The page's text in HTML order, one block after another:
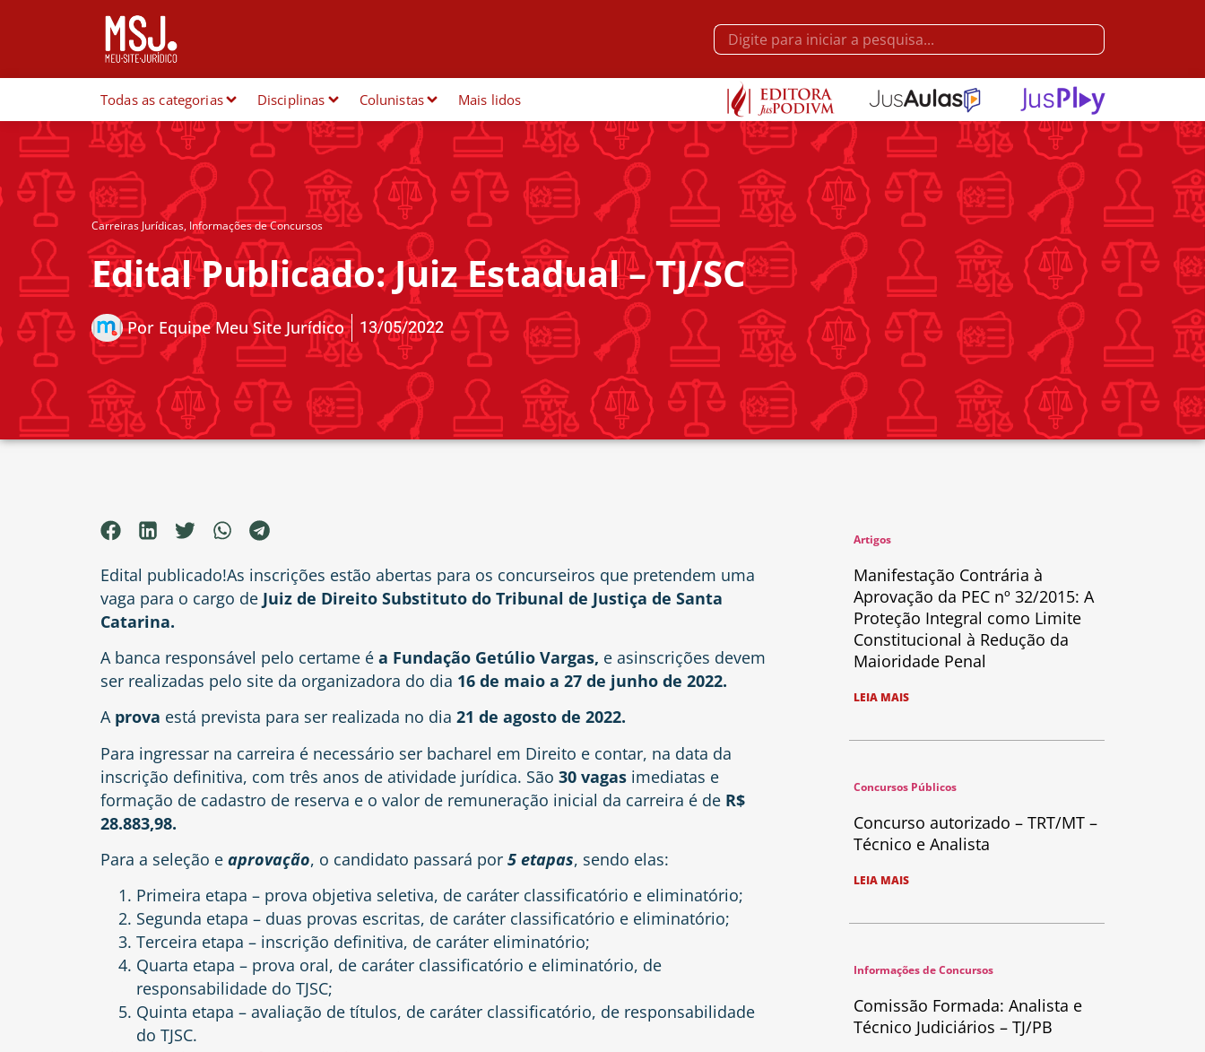
Todas as categorias Disciplinas Colunistas Mais lidos
Carreiras Jurídicas, Informações de Concursos
Edital Publicado: Juiz Estadual – TJ/SC
Por Equipe Meu Site Jurídico 13/05/2022
Edital publicado!As inscrições estão abertas para os concurseiros que pretendem uma
vaga para o cargo de Juiz de Direito Substituto do Tribunal de Justiça de Santa
Catarina.
A banca responsável pelo certame é a Fundação Getúlio Vargas, e asinscrições devem
ser realizadas pelo site da organizadora do dia 16 de maio a 27 de junho de 2022.
A prova está prevista para ser realizada no dia 21 de agosto de 2022.
Para ingressar na carreira é necessário ser bacharel em Direito e contar, na data da
inscrição definitiva, com três anos de atividade jurídica. São 30 vagas imediatas e
formação de cadastro de reserva e o valor de remuneração inicial da carreira é de R$
28.883,98.
Para a seleção e aprovação, o candidato passará por 5 etapas, sendo elas:
Primeira etapa – prova objetiva seletiva, de caráter classificatório e eliminatório;
Segunda etapa – duas provas escritas, de caráter classificatório e eliminatório;
Terceira etapa – inscrição definitiva, de caráter eliminatório;
Quarta etapa – prova oral, de caráter classificatório e eliminatório, de
responsabilidade do TJSC;
Quinta etapa – avaliação de títulos, de caráter classificatório, de responsabilidade
do TJSC.
Artigos
Manifestação Contrária à
Aprovação da PEC nº 32/2015: A
Proteção Integral como Limite
Constitucional à Redução da
Maioridade Penal
LEIA MAIS
Concursos Públicos
Concurso autorizado – TRT/MT –
Técnico e Analista
LEIA MAIS
Informações de Concursos
Comissão Formada: Analista e
Técnico Judiciários – TJ/PB